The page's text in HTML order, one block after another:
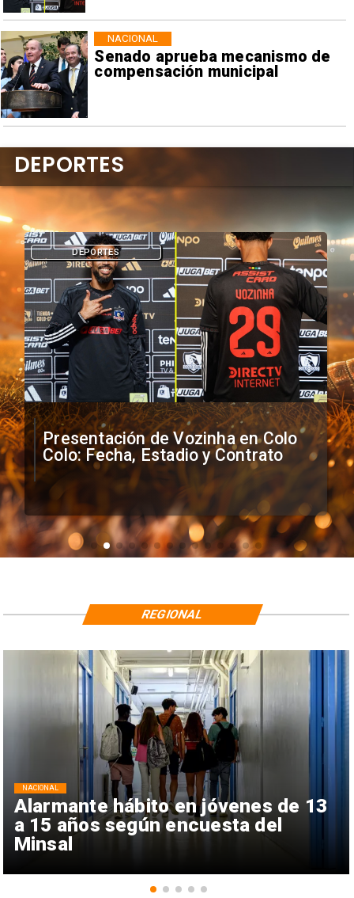
Senado aprueba mecanismo de
compensación municipal
NACIONAL
Presentación de Vozinha en Colo
Colo: Fecha, Estadio y Contrato
DEPORTES
DEPORTES
Alarmante hábito en jóvenes de 13
a 15 años según encuesta del
Minsal
NACIONAL
REGIONAL